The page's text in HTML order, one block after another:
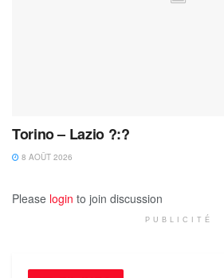
Torino – Lazio ?:?
8 AOÛT 2026
Please login to join discussion
PUBLICITÉ